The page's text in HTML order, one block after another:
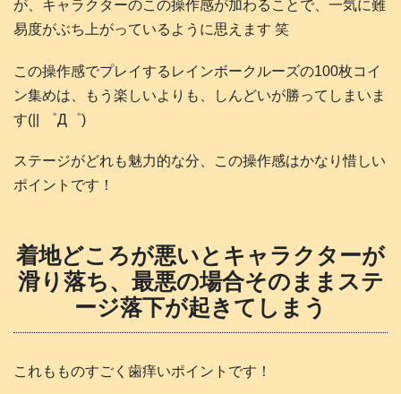
が、キャラクターのこの操作感が加わることで、一気に難
易度がぶち上がっているように思えます 笑
この操作感でプレイするレインボークルーズの100枚コイ
ン集めは、もう楽しいよりも、しんどいが勝ってしまいま
す(|| ゜Д゜)
ステージがどれも魅力的な分、この操作感はかなり惜しい
ポイントです！
着地どころが悪いとキャラクターが
滑り落ち、最悪の場合そのままステ
ージ落下が起きてしまう
これもものすごく歯痒いポイントです！